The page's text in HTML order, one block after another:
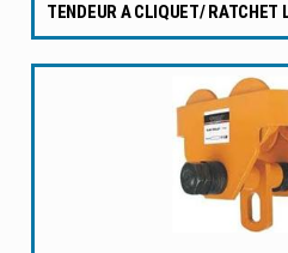
TENDEUR A CLIQUET/ RATCHET